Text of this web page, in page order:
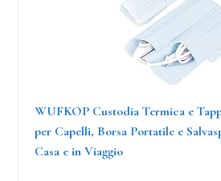
WUFKOP Custodia Termica e
per Capelli, Borsa Portatile e
Casa e in Viaggio